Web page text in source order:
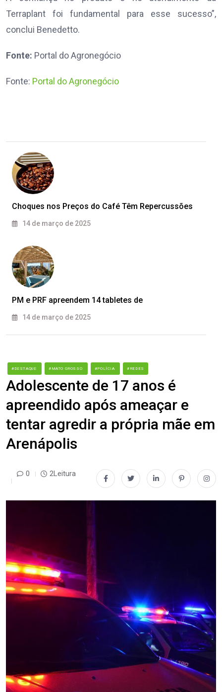
Terraplant foi fundamental para esse sucesso”,
conclui Benedetto.
Fonte: Portal do Agronegócio
Fonte: Portal do Agronegócio
Choques nos Preços do Café Têm Repercussões
14 de março de 2025
PM e PRF apreendem 14 tabletes de
14 de março de 2025
#DESTAQUE #MATO GROSSO #POLÍCIA #REDES
Adolescente de 17 anos é
apreendido após ameaçar e
tentar agredir a própria mãe em
Arenápolis
0 2Leitura